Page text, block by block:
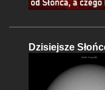
Dzisiejsze